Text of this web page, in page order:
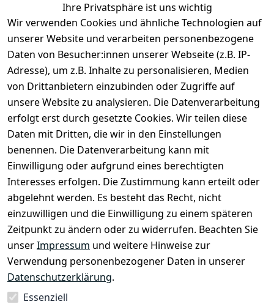
Haben Sie nicht gefunden, was Sie
suchen?
Artikel durchsuchen
Ihre Privatsphäre ist uns wichtig
Wir verwenden Cookies und ähnliche Technologien auf
unserer Website und verarbeiten personenbezogene
Daten von Besucher:innen unserer Webseite (z.B. IP-
Adresse), um z.B. Inhalte zu personalisieren, Medien
von Drittanbietern einzubinden oder Zugriffe auf
unsere Website zu analysieren. Die Datenverarbeitung
erfolgt erst durch gesetzte Cookies. Wir teilen diese
Daten mit Dritten, die wir in den Einstellungen
benennen. Die Datenverarbeitung kann mit
Einwilligung oder aufgrund eines berechtigten
Interesses erfolgen. Die Zustimmung kann erteilt oder
abgelehnt werden. Es besteht das Recht, nicht
einzuwilligen und die Einwilligung zu einem späteren
Zeitpunkt zu ändern oder zu widerrufen. Beachten Sie
unserImpressum und weitere Hinweise zur
Verwendung personenbezogener Daten in unserer
Datenschutzerklärung.
Essenziell
Rechtliches
Datenschutze
rklärung
Barrierefreihe
itserklärung
Widerrufsrec
ht
Services
Registrieren